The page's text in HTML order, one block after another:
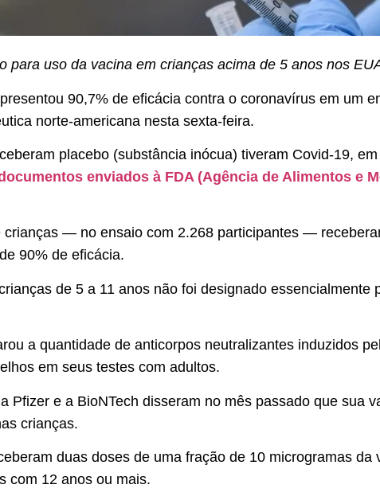
para uso da vacina em crianças acima de 5 anos nos
90,7% de eficácia contra o coronavírus em um
norte-americana nesta sexta-feira.
placebo (substância inócua) tiveram Covid-19,
enviados à FDA (Agência de Alimentos e
crianças — no ensaio com 2.268 participantes —
90% de eficácia.
de 5 a 11 anos não foi designado essencialmente
a quantidade de anticorpos neutralizantes induzidos
em seus testes com adultos.
Pfizer e a BioNTech disseram no mês passado que sua
crianças.
duas doses de uma fração de 10 microgramas da
com 12 anos ou mais.